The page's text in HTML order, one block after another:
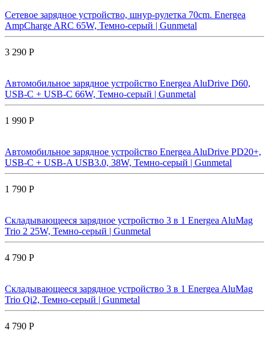
Сетевое зарядное устройство, шнур-рулетка 70cm. Energea
AmpCharge ARC 65W, Темно-серый | Gunmetal
3 290 Р
Автомобильное зарядное устройство Energea AluDrive D60,
USB-C + USB-С 66W, Темно-серый | Gunmetal
1 990 Р
Автомобильное зарядное устройство Energea AluDrive PD20+,
USB-C + USB-A USB3.0, 38W, Темно-серый | Gunmetal
1 790 Р
Складывающееся зарядное устройство 3 в 1 Energea AluMag
Trio 2 25W, Темно-серый | Gunmetal
4 790 Р
Складывающееся зарядное устройство 3 в 1 Energea AluMag
Trio Qi2, Темно-серый | Gunmetal
4 790 Р